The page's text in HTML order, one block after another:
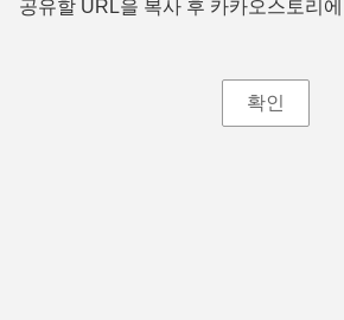
공유할 URL을 복사 후 카카오스토리
확인